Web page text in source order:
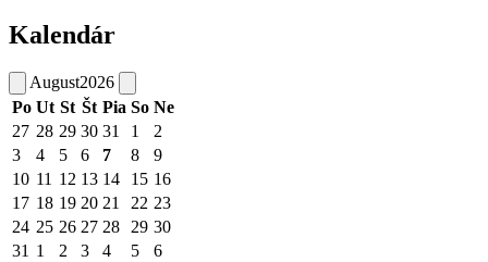
Kalendár
August2026
Po Ut St Št Pia So Ne
27 28 29 30 31 1
2
3
4 5 6 7 8
9
10 11 12 13 14 15 16
17 18 19 20 21 22 23
24 25 26 27 28 29 30
31 1 2 3 4 5 6